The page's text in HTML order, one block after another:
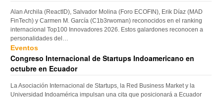
Alan Archila (ReactID), Salvador Molina (Foro ECOFIN), Erik Díaz (MAD
FinTech) y Carmen M. García (C1b3rwoman) reconocidos en el ranking
internacional Top100 Innovadores 2026. Estos galardones reconocen a
personalidades del…
Eventos
Congreso Internacional de Startups Indoamericano en
octubre en Ecuador
La Asociación Internacional de Startups, la Red Business Market y la
Universidad Indoamérica impulsan una cita que posicionará a Ecuador